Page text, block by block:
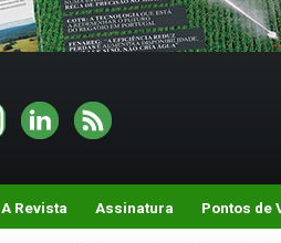
A Revista Assinatura Pontos de